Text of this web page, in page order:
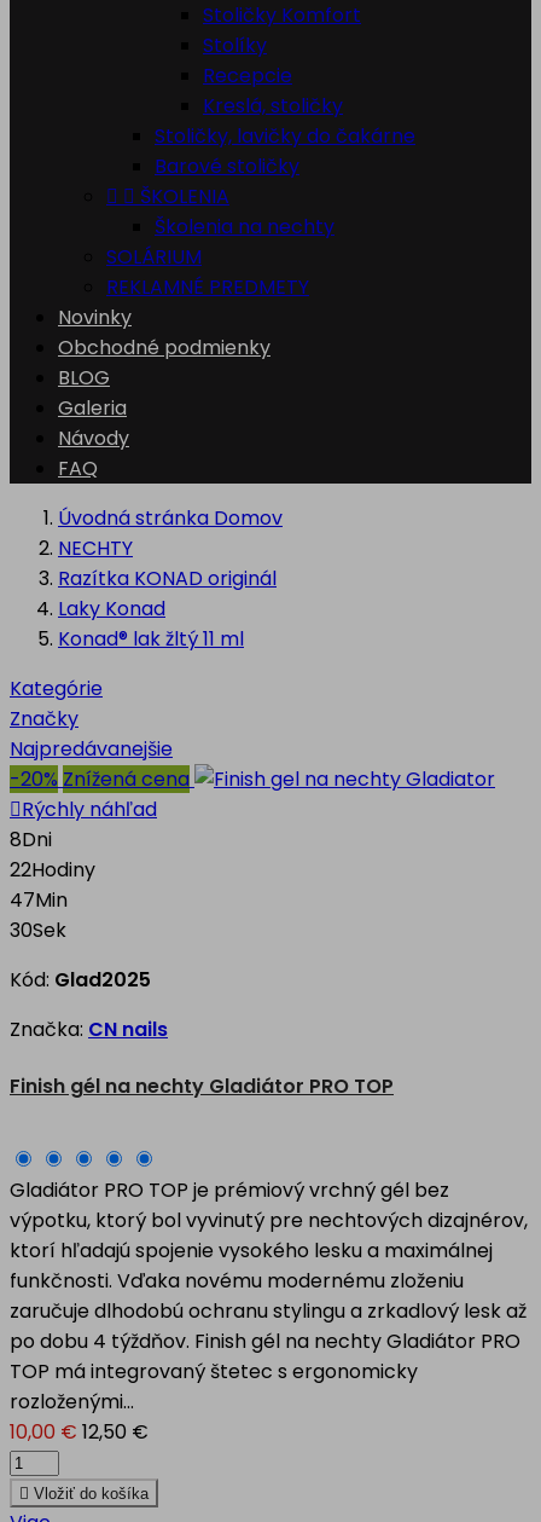
Stoličky Komfort
Stolíky
Recepcie
Kreslá, stoličky
Stoličky, lavičky do čakárne
Barové stoličky
  ŠKOLENIA
Školenia na nechty
SOLÁRIUM
REKLAMNÉ PREDMETY
Novinky
Obchodné podmienky
BLOG
Galeria
Návody
FAQ
Úvodná stránka Domov
NECHTY
Razítka KONAD originál
Laky Konad
Konad® lak žltý 11 ml
Kategórie
Značky
Najpredávanejšie
-20% Znížená cena
Rýchly náhľad
8Dni
22Hodiny
47Min
29Sek
Kód: Glad2025
Značka: CN nails
Finish gél na nechty Gladiátor PRO TOP
Gladiátor PRO TOP je prémiový vrchný gél bez
výpotku, ktorý bol vyvinutý pre nechtových dizajnérov,
ktorí hľadajú spojenie vysokého lesku a maximálnej
funkčnosti. Vďaka novému modernému zloženiu
zaručuje dlhodobú ochranu stylingu a zrkadlový lesk až
po dobu 4 týždňov. Finish gél na nechty Gladiátor PRO
TOP má integrovaný štetec s ergonomicky
rozloženými...
10,00 € 12,50 €
 Vložiť do košíka